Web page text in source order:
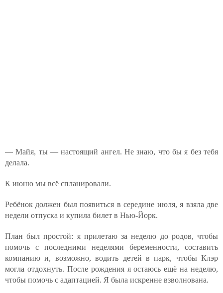
— Майя, ты — настоящий ангел. Не знаю, что бы я без тебя
делала.
К июню мы всё спланировали.
Ребёнок должен был появиться в середине июля, я взяла две
недели отпуска и купила билет в Нью-Йорк.
План был простой: я прилетаю за неделю до родов, чтобы
помочь с последними неделями беременности, составить
компанию и, возможно, водить детей в парк, чтобы Клэр
могла отдохнуть. После рождения я остаюсь ещё на неделю,
чтобы помочь с адаптацией. Я была искренне взволнована.